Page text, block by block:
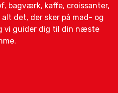
bagværk, kaffe, croissanter,
det, der sker på mad- og
vi guider dig til din næste